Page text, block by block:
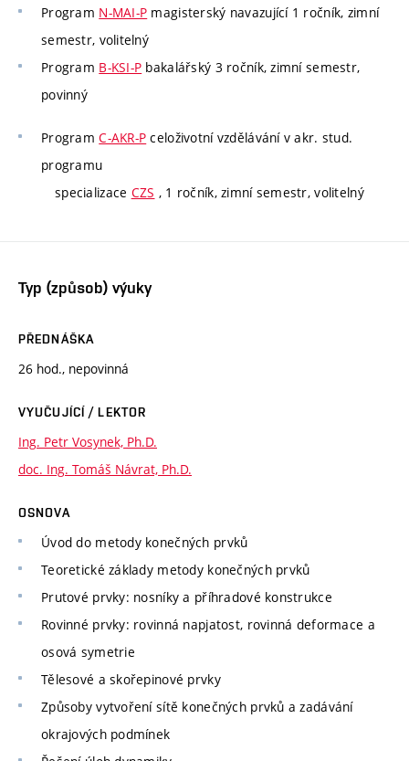
Program N-MAI-P magisterský navazující 1 ročník, zimní
semestr, volitelný
Program B-KSI-P bakalářský 3 ročník, zimní semestr,
povinný
ProgramC-AKR-P celoživotní vzdělávání v akr. stud.
programu
specializace CZS , 1 ročník, zimní semestr, volitelný
Typ (způsob) výuky
PŘEDNÁŠKA
26 hod., nepovinná
VYUČUJÍCÍ / LEKTOR
Ing. Petr Vosynek, Ph.D.
doc. Ing. Tomáš Návrat, Ph.D.
OSNOVA
Úvod do metody konečných prvků
Teoretické základy metody konečných prvků
Prutové prvky: nosníky a příhradové konstrukce
Rovinné prvky: rovinná napjatost, rovinná deformace a
osová symetrie
Tělesové a skořepinové prvky
Způsoby vytvoření sítě konečných prvků a zadávání
okrajových podmínek